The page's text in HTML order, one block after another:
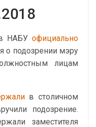
НАБУ официально
о подозрении мэру
лицам
в столичном
подозрение.
заместителя